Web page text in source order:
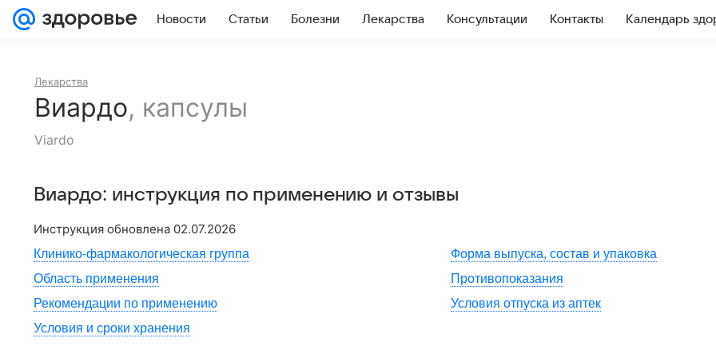
Новости Статьи Болезни Лекарства Консультации Контакты Календарь
Лекарства
Виардо, капсулы
Viardo
Виардо: инструкция по применению и отзывы
Инструкция обновлена 02.07.2026
Клинико-фармакологическая группа
Форма выпуска, состав и упаковка
Область применения
Противопоказания
Рекомендации по применению
Условия отпуска из аптек
Условия и сроки хранения